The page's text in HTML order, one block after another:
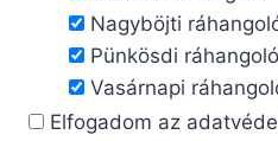
Nagyböjti
Pünkösdi ráhangoló
Vasárnapi
Elfogadom az